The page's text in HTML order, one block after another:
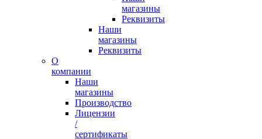
магазины
Реквизиты
Наши
магазины
Реквизиты
О
компании
Наши
магазины
Производство
Лицензии
/
сертификаты